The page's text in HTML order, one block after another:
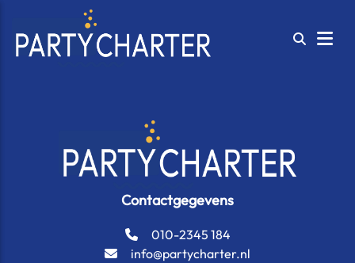
Contactgegevens
010-2345 184
info@partycharter.nl